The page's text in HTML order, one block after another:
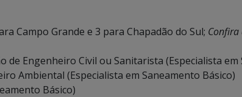
Campo Grande e 3 para Chapadão do Sul;
de Engenheiro Civil ou Sanitarista (Especialista em
Ambiental (Especialista em Saneamento Básico)
Básico)